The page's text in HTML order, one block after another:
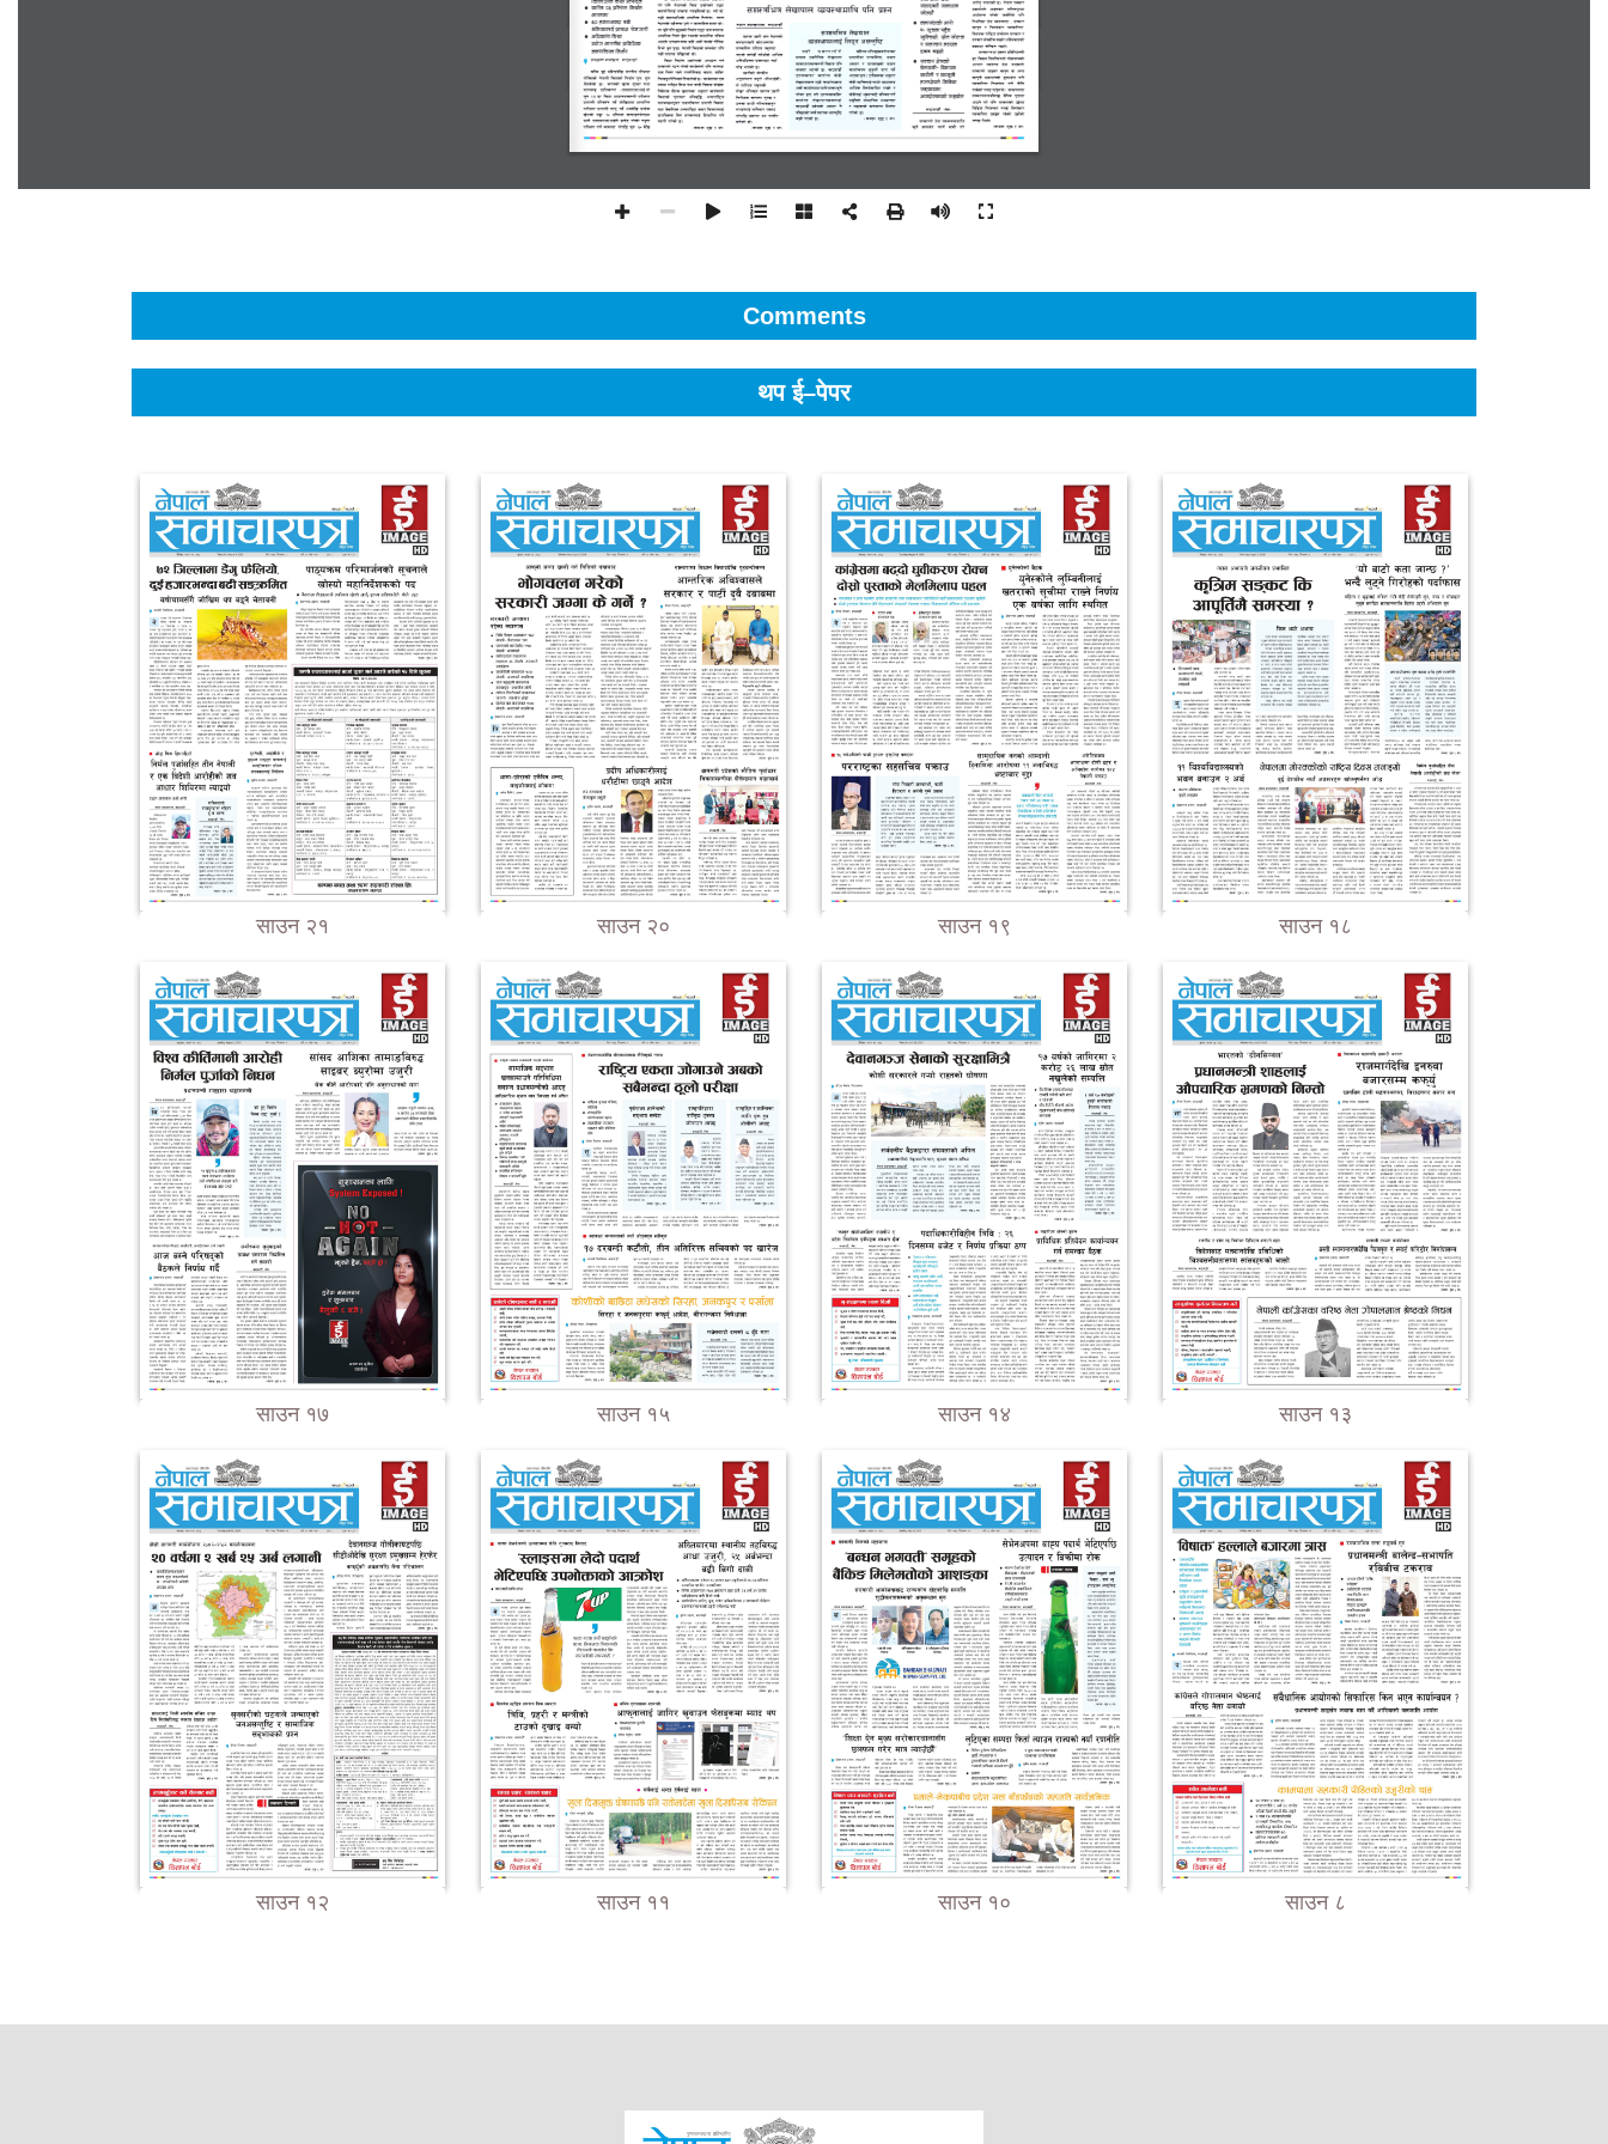
Comments
थप ई–पेपर
साउन २१ साउन २० साउन १९ साउन १८
साउन १७ साउन १५ साउन १४ साउन १३
साउन १२ साउन ११ साउन १० साउन ८